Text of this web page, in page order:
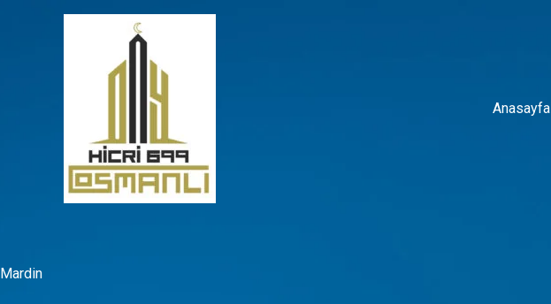
Anasayfa
Mardin